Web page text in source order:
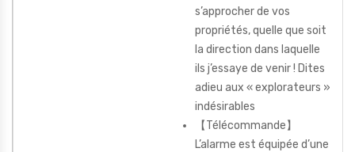
s’approcher de vos
propriétés, quelle que soit
la direction dans laquelle
ils j’essaye de venir ! Dites
adieu aux « explorateurs »
indésirables
【Télécommande】
L’alarme est équipée d’une